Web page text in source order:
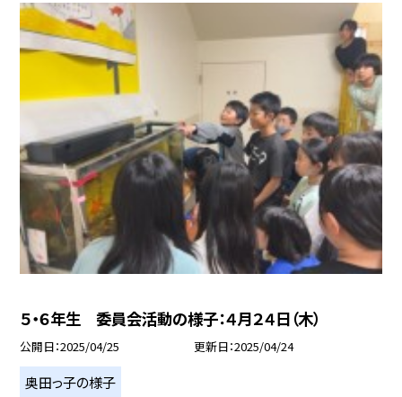
５・６年生 委員会活動の様子：４月２４日（木）
公開日 2025/04/25 更新日 2025/04/24
奥田っ子の様子